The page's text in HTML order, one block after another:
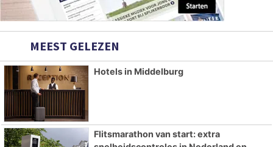
MEEST GELEZEN
Hotels in Middelburg
Flitsmarathon van start: extra